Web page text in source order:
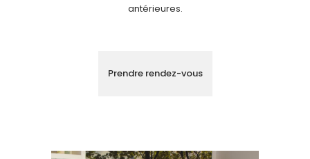
antérieures.
Prendre rendez-vous